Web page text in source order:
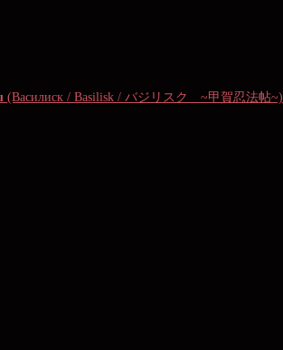
(Василиск / Basilisk / バジリスク ~甲賀忍法帖~)